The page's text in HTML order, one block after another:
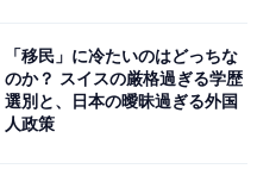
「移民」に冷たいのはどっちな
のか？ スイスの厳格過ぎる学歴
選別と、日本の曖昧過ぎる外国
人政策